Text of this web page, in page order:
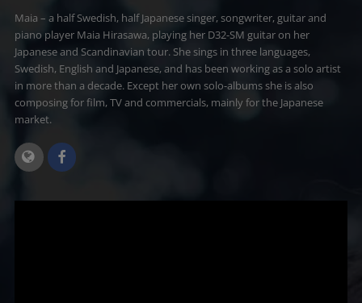
Maia – a half Swedish, half Japanese singer, songwriter, guitar and
piano player Maia Hirasawa, playing her D32-SM guitar on her
Japanese and Scandinavian tour. She sings in three languages,
Swedish, English and Japanese, and has been working as a solo artist
in more than a decade. Except her own solo-albums she is also
composing for film, TV and commercials, mainly for the Japanese
market.